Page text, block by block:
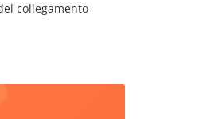
collegamento